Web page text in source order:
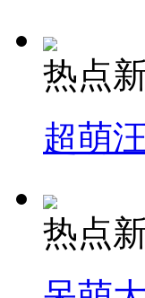
热点
超萌
热点